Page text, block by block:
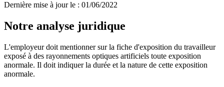
Dernière mise à jour le : 01/06/2022
Notre analyse juridique
L'employeur doit mentionner sur la fiche d'exposition du travailleur
exposé à des rayonnements optiques artificiels toute exposition
anormale. Il doit indiquer la durée et la nature de cette exposition
anormale.